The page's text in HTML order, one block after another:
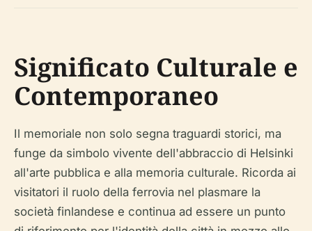
Significato Culturale e
Contemporaneo
Il memoriale non solo segna traguardi storici, ma
funge da simbolo vivente dell'abbraccio di Helsinki
all'arte pubblica e alla memoria culturale. Ricorda ai
visitatori il ruolo della ferrovia nel plasmare la
società finlandese e continua ad essere un punto